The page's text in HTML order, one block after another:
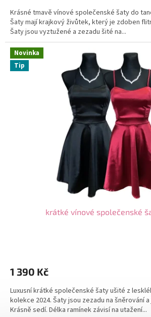
Krásné tmavě vínové společenské šaty do
Šaty mají krajkový živůtek, který je zdoben
Šaty jsou vyztužené a zezadu šité na...
Novinka
Tip
krátké vínové společenské
1 390 Kč
Luxusní krátké společenské šaty ušité z
kolekce 2024. Šaty jsou zezadu na šněrování
Krásně sedí. Délka ramínek závisí na utažení...